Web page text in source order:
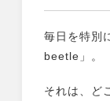
毎日を特別
beetle」。
それは、ど